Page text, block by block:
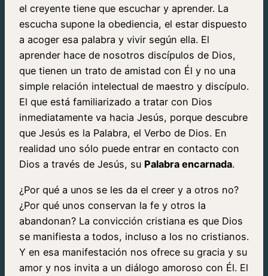
el creyente tiene que escuchar y aprender. La
escucha supone la obediencia, el estar dispuesto
a acoger esa palabra y vivir según ella. El
aprender hace de nosotros discípulos de Dios,
que tienen un trato de amistad con Él y no una
simple relación intelectual de maestro y discípulo.
El que está familiarizado a tratar con Dios
inmediatamente va hacia Jesús, porque descubre
que Jesús es la Palabra, el Verbo de Dios. En
realidad uno sólo puede entrar en contacto con
Dios a través de Jesús, su Palabra encarnada.
¿Por qué a unos se les da el creer y a otros no?
¿Por qué unos conservan la fe y otros la
abandonan? La convicción cristiana es que Dios
se manifiesta a todos, incluso a los no cristianos.
Y en esa manifestación nos ofrece su gracia y su
amor y nos invita a un diálogo amoroso con Él. El